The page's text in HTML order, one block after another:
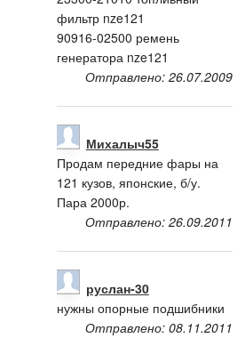
фильтр nze121
90916-02500 ремень
генератора nze121
Отправлено: 26.07.2009
Михалыч55
Продам передние фары на
121 кузов, японские, б/у.
Пара 2000р.
Отправлено: 26.09.2011
руслан-30
нужны опорные подшибники
Отправлено: 08.11.2011